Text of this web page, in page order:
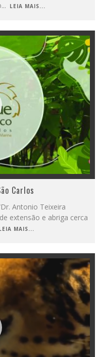
... LEIA MAIS...
Carlos
Antonio Teixeira
extensão e abriga cerca
MAIS...